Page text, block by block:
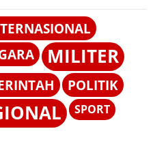
MILITER
POLITIK
SPORT